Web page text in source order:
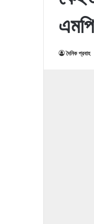
দৈনিক প্রবাহ